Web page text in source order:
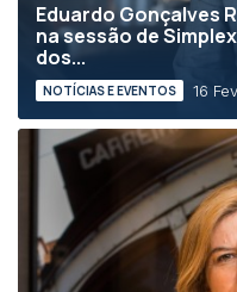
Eduardo Gonçalves
na sessão de
dos...
NOTÍCIAS E EVENTOS 16